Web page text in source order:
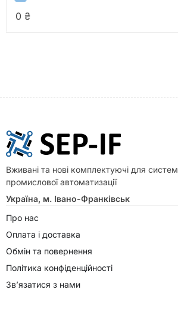
0 ₴
Вживані та нові комплектуючі для систем
промислової автоматизації
Україна, м. Івано-Франківськ
Про нас
Оплата і доставка
Обмін та повернення
Політика конфіденційності
Зв’язатися з нами